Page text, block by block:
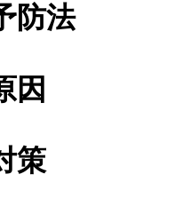
防法
因
策